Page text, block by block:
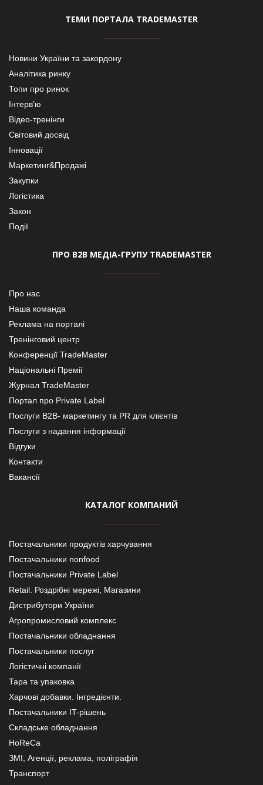
ТЕМИ ПОРТАЛА TRADEMASTER
Новини України та закордону
Аналітика ринку
Топи про ринок
Інтерв’ю
Відео-тренінги
Світовий досвід
Інновації
Маркетинг&Продажі
Закупки
Логістика
Закон
Події
ПРО В2В МЕДІА-ГРУПУ TRADEMASTER
Про нас
Наша команда
Реклама на порталі
Тренінговий центр
Конференції TradeMaster
Національні Премії
Журнал TradeMaster
Портал про Private Label
Послуги В2В- маркетингу та PR для клієнтів
Послуги з надання інформації
Відгуки
Контакти
Вакансії
КАТАЛОГ КОМПАНИЙ
Постачальники продуктів харчування
Постачальники nonfood
Постачальники Private Label
Retail. Роздрібні мережі, Магазини
Дистрибутори України
Агропромисловий комплекс
Постачальники обладнання
Постачальники послуг
Логістичні компанії
Тара та упаковка
Харчові добавки. Інгредієнти.
Постачальники IT-рішень
Складське обладнання
HoReCa
ЗМІ, Агенції, реклама, поліграфія
Транспорт